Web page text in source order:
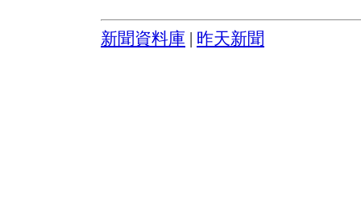
新聞資料庫 昨天新聞